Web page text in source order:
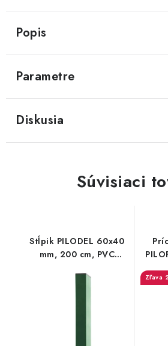
Popis
Parametre
Diskusia
Súvisiaci
Stĺpik PILODEL 60x40
mm, 200 cm, PVC